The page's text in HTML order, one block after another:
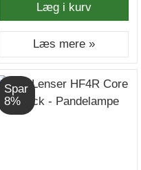
Læg i kurv
Læs mere »
Spar
8%